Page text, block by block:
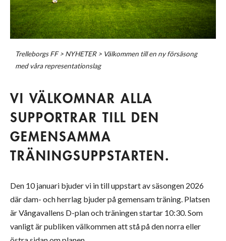
Trelleborgs FF> NYHETER> Välkommen till en ny försäsong
med våra representationslag
VI VÄLKOMNAR ALLA
SUPPORTRAR TILL DEN
GEMENSAMMA
TRÄNINGSUPPSTARTEN.
Den 10 januari bjuder vi in till uppstart av säsongen 2026
där dam- och herrlag bjuder på gemensam träning. Platsen
är Vångavallens D-plan och träningen startar 10:30. Som
vanligt är publiken välkommen att stå på den norra eller